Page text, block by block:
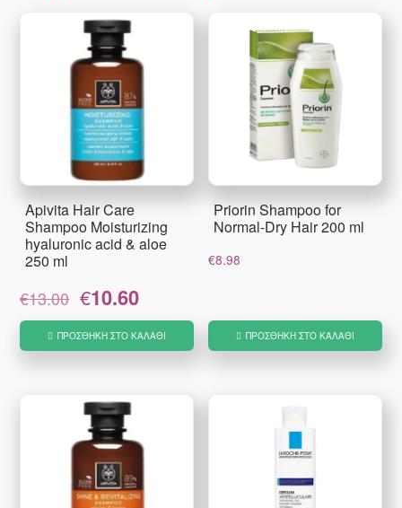
Apivita Hair Care
Shampoo Moisturizing
hyaluronic acid & aloe
250 ml
€13.00
Original
price
was:
€13.00.
€10.60
τιμή
είναι:
ΠΡΟΣΘΉΚΗ ΣΤΟ ΚΑΛΆΘΙ
Priorin Shampoo for
Normal-Dry Hair 200 ml
€8.98
ΠΡΟΣΘΉΚΗ ΣΤΟ ΚΑΛΆΘΙ